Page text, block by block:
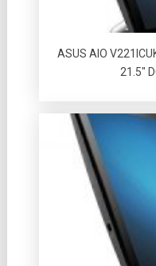
ASUS AIO
21.5″